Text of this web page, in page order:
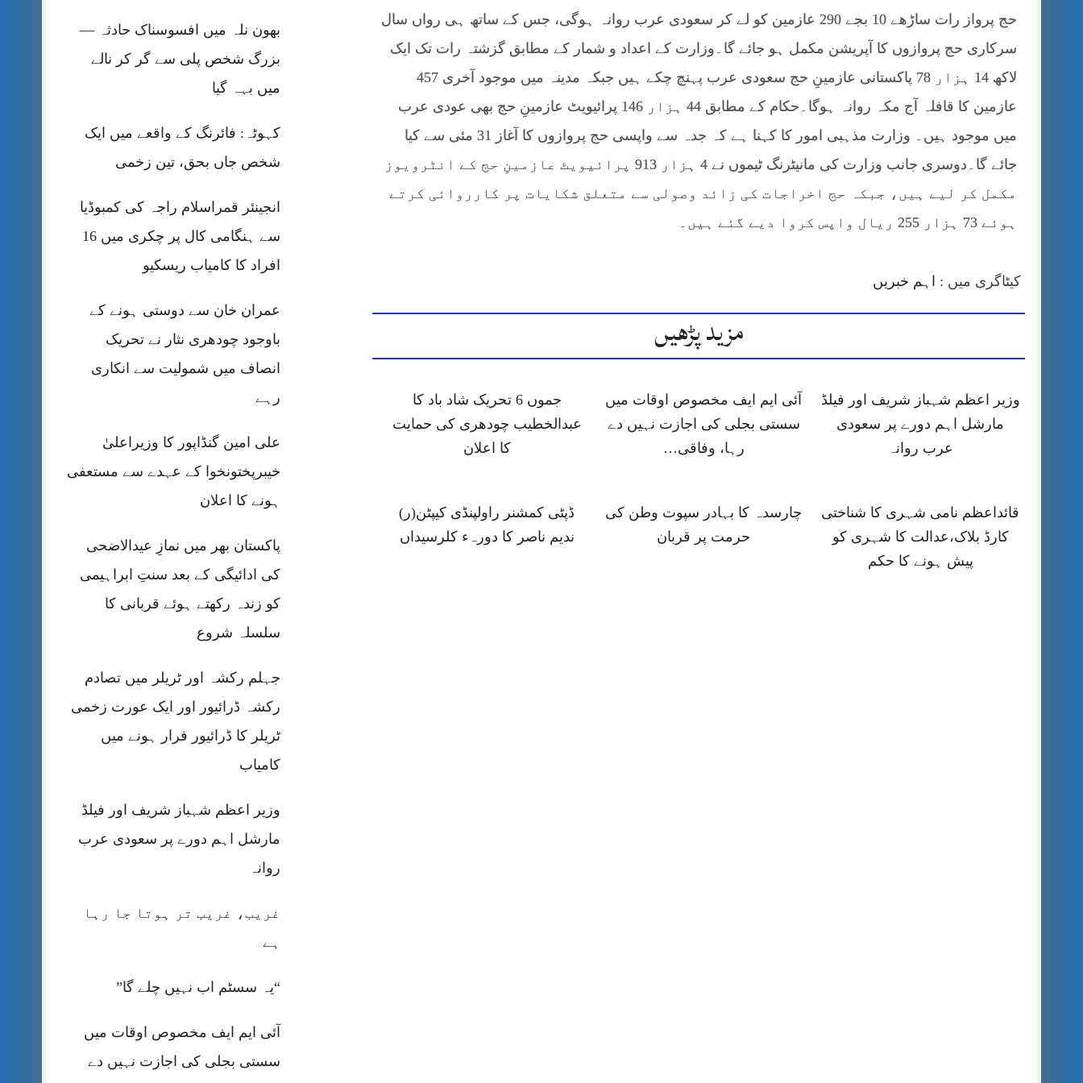
بھون نلہ میں افسوسناک حادثہ —
بزرگ شخص پلی سے گر کر نالے
میں بہہ گیا
کہوٹہ: فائرنگ کے واقعے میں ایک
شخص جاں بحق، تین زخمی
انجینئر قمراسلام راجہ کی کمبوڈیا
سے ہنگامی کال پر چکری میں 16
افراد کا کامیاب ریسکیو
عمران خان سے دوستی ہونے کے
باوجود چودھری نثار نے تحریک
انصاف میں شمولیت سے انکاری
رہے
علی امین گنڈاپور کا وزیراعلیٰ
خیبرپختونخوا کے عہدے سے مستعفی
ہونے کا اعلان
پاکستان بھر میں نمازِ عیدالاضحی
کی ادائیگی کے بعد سنتِ ابراہیمی
کو زندہ رکھتے ہوئے قربانی کا
سلسلہ شروع
جہلم رکشہ اور ٹریلر میں تصادم
رکشہ ڈرائیور اور ایک عورت زخمی
ٹریلر کا ڈرائیور فرار ہونے میں
کامیاب
وزیر اعظم شہباز شریف اور فیلڈ
مارشل اہم دورے پر سعودی عرب
روانہ
غریب، غریب تر ہوتا جا رہا
ہے
“یہ سسٹم اب نہیں چلے گا”
آئی ایم ایف مخصوص اوقات میں
سستی بجلی کی اجازت نہیں دے
حج پرواز رات ساڑھے 10 بجے 290 عازمین کو لے کر سعودی عرب روانہ ہوگی، جس کے ساتھ ہی رواں سال
سرکاری حج پروازوں کا آپریشن مکمل ہو جائے گا۔وزارت کے اعداد و شمار کے مطابق گزشتہ رات تک ایک
لاکھ 14 ہزار 78 پاکستانی عازمینِ حج سعودی عرب پہنچ چکے ہیں جبکہ مدینہ میں موجود آخری 457
عازمین کا قافلہ آج مکہ روانہ ہوگا۔حکام کے مطابق 44 ہزار 146 پرائیویٹ عازمینِ حج بھی عودی عرب
میں موجود ہیں۔ وزارت مذہبی امور کا کہنا ہے کہ جدہ سے واپسی حج پروازوں کا آغاز 31 مئی سے کیا
جائے گا۔دوسری جانب وزارت کی مانیٹرنگ ٹیموں نے 4 ہزار 913 پرائیویٹ عازمینِ حج کے انٹرویوز
مکمل کر لیے ہیں، جبکہ حج اخراجات کی زائد وصولی سے متعلق شکایات پر کارروائی کرتے
ہوئے 73 ہزار 255 ریال واپس کروا دیے گئے ہیں۔
کیٹاگری میں : اہم خبریں
مزید پڑھیں
وزیر اعظم شہباز شریف اور فیلڈ
مارشل اہم دورے پر سعودی
عرب روانہ
آئی ایم ایف مخصوص اوقات میں
سستی بجلی کی اجازت نہیں دے
رہا، وفاقی…
جموں 6 تحریک شاد باد کا
عبدالخطیب چودھری کی حمایت
کا اعلان
قائداعظم نامی شہری کا شناختی
کارڈ بلاک،عدالت کا شہری کو
پیش ہونے کا حکم
چارسدہ کا بہادر سپوت وطن کی
حرمت پر قربان
ڈپٹی کمشنر راولپنڈی کیپٹن(ر)
ندیم ناصر کا دورہء کلرسیداں